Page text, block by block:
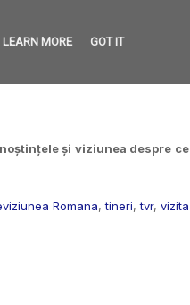
și viziunea despre ce
Romana,tineri,tvr, vizita
LEARN MORE GOT IT